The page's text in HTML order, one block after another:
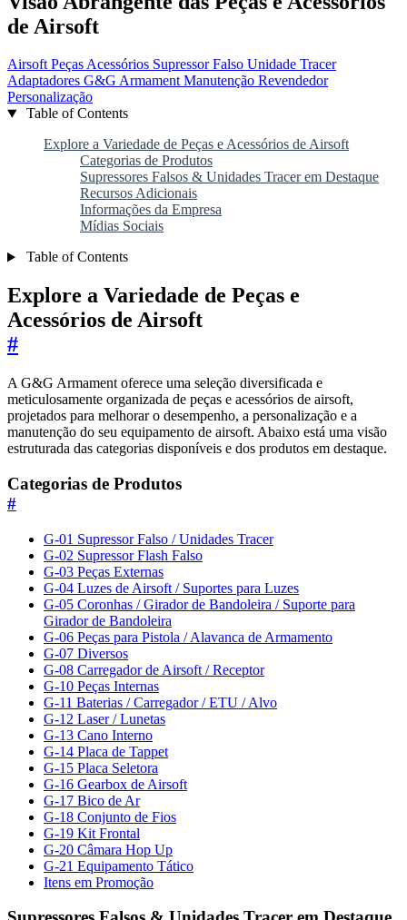
de Airsoft
AirsoftPeçasAcessórios Supressor Falso Unidade Tracer
Adaptadores G&G ArmamentManutenção Revendedor
Personalização
Table of Contents
Explore a Variedade de Peças e Acessórios de Airsoft
Categorias de Produtos
Supressores Falsos & Unidades Tracer em Destaque
Recursos Adicionais
Informações da Empresa
Mídias Sociais
Table of Contents
Explore a Variedade de Peças e
Acessórios de Airsoft
#
A G&G Armament oferece uma seleção diversificada e
meticulosamente organizada de peças e acessórios de airsoft,
projetados para melhorar o desempenho, a personalização e a
manutenção do seu equipamento de airsoft. Abaixo está uma visão
estruturada das categorias disponíveis e dos produtos em destaque.
Categorias de Produtos
#
G-01 Supressor Falso / Unidades Tracer
G-02 Supressor Flash Falso
G-03 Peças Externas
G-04 Luzes de Airsoft / Suportes para Luzes
G-05 Coronhas / Girador de Bandoleira / Suporte para
Girador de Bandoleira
G-06 Peças para Pistola / Alavanca de Armamento
G-07 Diversos
G-08 Carregador de Airsoft / Receptor
G-10 Peças Internas
G-11 Baterias / Carregador / ETU / Alvo
G-12 Laser / Lunetas
G-13 Cano Interno
G-14 Placa de Tappet
G-15 Placa Seletora
G-16 Gearbox de Airsoft
G-17 Bico de Ar
G-18 Conjunto de Fios
G-19 Kit Frontal
G-20 Câmara Hop Up
G-21 Equipamento Tático
Itens em Promoção